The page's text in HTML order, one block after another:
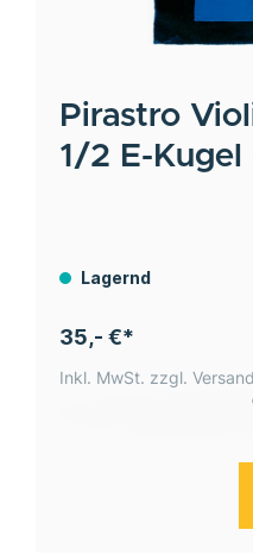
Pirastro
1/2 E-Kugel
Lagernd
35,- €*
Inkl. MwSt. zzgl.